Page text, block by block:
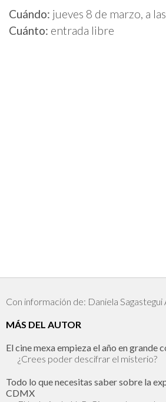
Cuándo: jueves 8 de marzo, a
Cuánto: entrada libre
Con información de: Daniela Sagastegui
MÁS DEL AUTOR
El cine mexa empieza el año en grande
¿Crees poder descifrar el misterio?
Todo lo que necesitas saber sobre la
CDMX